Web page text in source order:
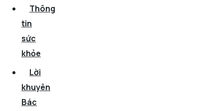
Thông
tin
sức
khỏe
Lời
khuyên
Bác